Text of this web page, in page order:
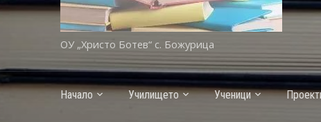
ОУ „Христо Ботев“ с. Божурица
Начало Училището Ученици